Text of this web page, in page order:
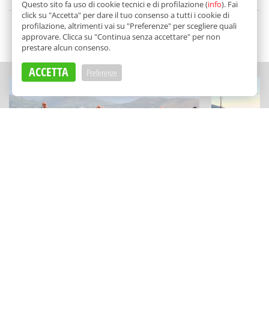
diRedazione
SCELTO DA BALARM
Questo sito fa uso di cookie tecnici e di profilazione (info). Fai
click su "Accetta" per dare il tuo consenso a tutti i cookie di
profilazione, altrimenti vai su "Preferenze" per scegliere quali
approvare. Clicca su "Continua senza accettare" per non
prestare alcun consenso.
ACCETTA Preferenze